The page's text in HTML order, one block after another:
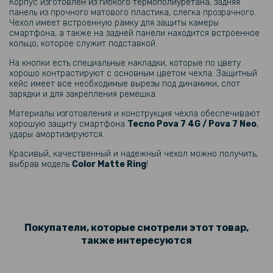
199 грн
Защитное стекло Tempered Glass 0.3mm для Tecno Pova 7 4G /
Pova 7 Neo
Корпус изготовлен из гибкого термополиуретана, задняя
панель из прочного матового пластика, слегка прозрачного.
Чехол имеет встроенную рамку для защиты камеры
смартфона, а также на задней панели находится встроенное
кольцо, которое служит подставкой.
На кнопки есть специальные накладки, которые по цвету
хорошо контрастируют с основным цветом чехла. Защитный
кейс имеет все необходимые вырезы под динамики, слот
зарядки и для закрепления ремешка.
Материалы изготовления и конструкция чехла обеспечивают
хорошую защиту смартфона Tecno Pova 7 4G / Pova 7 Neo,
удары амортизируются.
Красивый, качественный и надежный чехол можно получить,
выбрав модель Color Matte Ring!
Покупатели, которые смотрели этот товар,
также интересуются